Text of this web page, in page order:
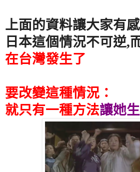
上面的資料讓大家有感
日本這個情況不可逆,
在台灣發生了
要改變這種情況：
就只有一種方法讓她生